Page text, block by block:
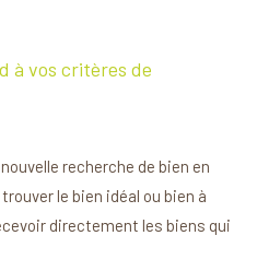
à vos critères de
recherche de bien en
le bien idéal ou bien à
directement les biens qui